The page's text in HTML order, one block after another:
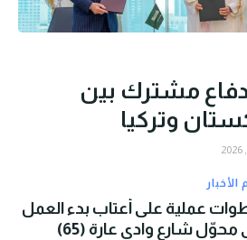
دفاع مشترك بين
وتركيا
الأخبار
عملية على أعتاب بدء العمل
في محوّل شارع وادي عارة (65)